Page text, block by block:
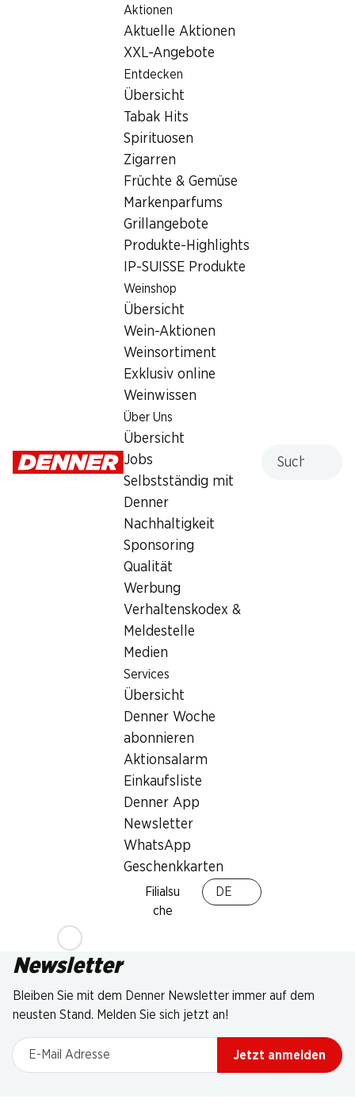
Aktionen
Aktuelle Aktionen
XXL-Angebote
Entdecken
Übersicht
Tabak Hits
Spirituosen
Zigarren
Früchte & Gemüse
Markenparfums
Grillangebote
Produkte-Highlights
IP-SUISSE Produkte
Weinshop
Übersicht
Wein-Aktionen
Weinsortiment
Exklusiv online
Weinwissen
Über Uns
Übersicht
Jobs
Selbstständig mit
Denner
Nachhaltigkeit
Sponsoring
Qualität
Werbung
Verhaltenskodex &
Meldestelle
Medien
Services
Übersicht
Denner Woche
abonnieren
Aktionsalarm
Einkaufsliste
Denner App
Newsletter
WhatsApp
Geschenkkarten
Filialsu
che
DE
Filialsuche
Denner Filiale Fuchsbüelstrasse, 9477 Trübbach
9477 Trübbach
Fuchsbüelstrasse 4, 9477 Trübbach
Öffnungszeiten
Montag geschlossen
Bargeldbezug mit Post - / M-Card
Newsletter
Bleiben Sie mit dem Denner Newsletter immer auf dem
neusten Stand. Melden Sie sich jetzt an!
E-Mail Adresse
Jetzt anmelden